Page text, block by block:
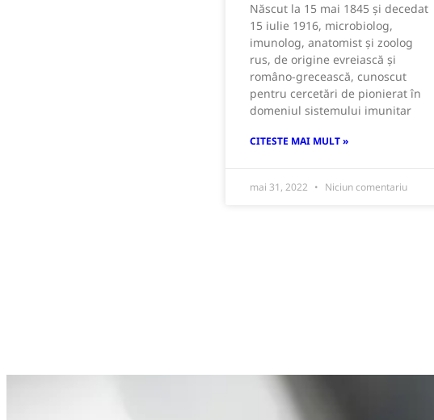
Născut la 15 mai 1845 și decedat
15 iulie 1916, microbiolog,
imunolog, anatomist și zoolog
rus, de origine evreiască și
româno-grecească, cunoscut
pentru cercetări de pionierat în
domeniul sistemului imunitar
CITESTE MAI MULT »
mai 31, 2022 Niciun comentariu